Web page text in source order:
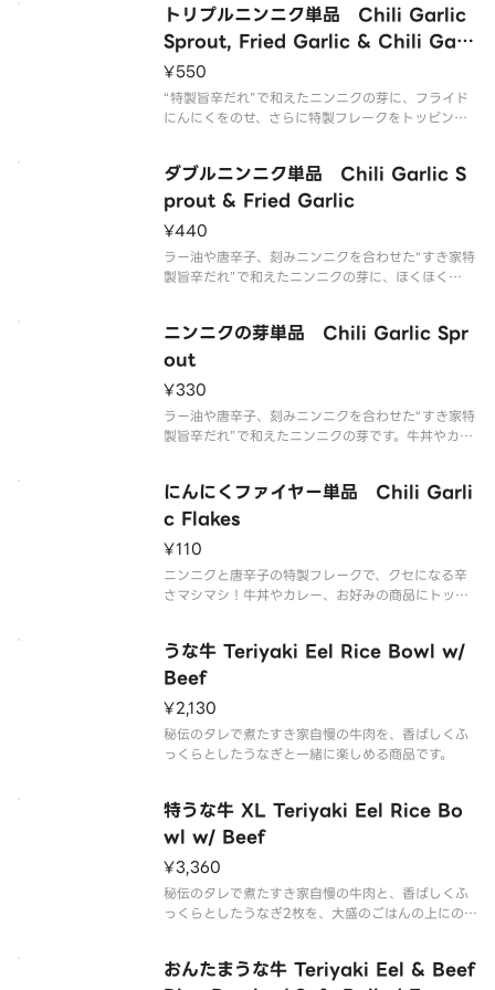
さい。
トリプルニンニク単品 Chili Garlic
Sprout, Fried Garlic & Chili Garli
c Flakes
¥550
“特製旨辛だれ”で和えたニンニクの芽に、フライド
にんにくをのせ、さらに特製フレークをトッピング
い！※辛さが強い商品です。お子様・辛いものが苦
手な方はご注意ください。
ダブルニンニク単品 Chili Garlic S
prout & Fried Garlic
¥440
ラー油や唐辛子、刻みニンニクを合わせた“すき家特
製旨辛だれ”で和えたニンニクの芽に、ほくほく
組み合わせをお楽しみください！※辛さが強い商品
です。お子様・辛いものが苦手な
ニンニクの芽単品 Chili Garlic Spr
out
¥330
ラー油や唐辛子、刻みニンニクを合わせた“すき家特
製旨辛だれ”で和えたニンニクの芽です。牛丼やカレ
です。お子様・辛いものが苦手な方はご注意くださ
い。
にんにくファイヤー単品 Chili Garli
c Flakes
¥110
ニンニクと唐辛子の特製フレークで、クセになる辛
さマシマシ！牛丼やカレー、お好みの商品にトッピ
苦手な方はご注意くださ
うな牛 Teriyaki Eel Rice Bowl w/
Beef
¥2,130
秘伝のタレで煮たすき家自慢の牛肉を、香ばしくふ
っくらとしたうなぎと一緒に楽しめる商品です。
特うな牛 XL Teriyaki Eel Rice Bo
wl w/ Beef
¥3,360
秘伝のタレで煮たすき家自慢の牛肉と、香ばしくふ
っくらとしたうなぎ2枚を、大盛のごはんの上にのせ
おんたまうな牛 Teriyaki Eel & Beef